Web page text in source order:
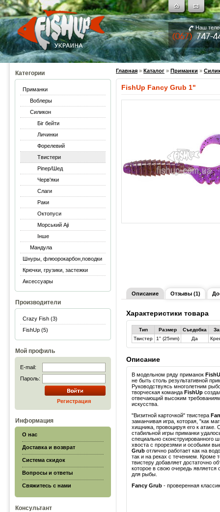
Наш
Категории
Приманки
Воблеры
Силикон
Біг бейти
Личинки
Форелевий
Твистери
Ріпер/Шед
Черв'яки
Слаги
Раки
Октопуси
Морський Aji
Інше
Мандула
Шнуры, флюорокарбон,поводки
Крючки, грузики, застежки
Аксессуары
Производители
Crazy Fish (3)
FishUp (5)
Мой профиль
E-mail:
Пароль:
Регистрация
Информация
О нас
Доставка и возврат
Система скидок
Вопросы и ответы
Свяжитесь с нами
Консультант
Главная » Каталог » Приманки »
FishUp Fancy Grub 1"
Описание Отзывы (1)
Характеристики товара
Тип Размер Съедобка
Твистер
1" (25mm) Да
Описание
В модельном ряду приманок
не быть столь результативной
Руководствуясь многолетним
творческая команда FishUp
отвечающий высоким
искусства.
"Визитной карточкой" твистера
заманчивая игра, которая, "как
хищника, провоцируя его к атаке.
стабильной игры приманки
специально сконструированного
хвоста с прорезями и особыми
Grub отлично работает как на
так и на реках с течением. Кроме
твистеру добавляет достаточно
которое в свою очередь является
для рыбы.
Fancy Grub - проверенная